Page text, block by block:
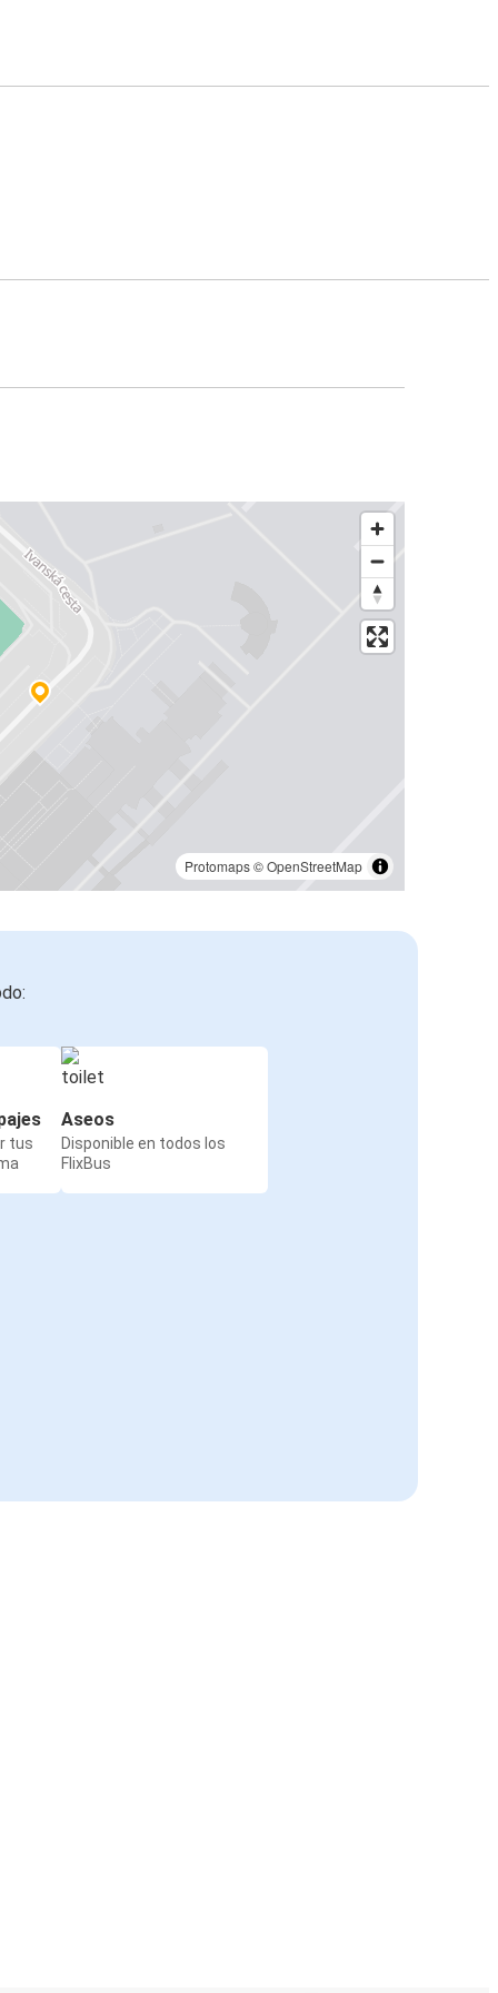
Protomaps©OpenStreetMap
tus
Aseos
Disponible en todos los
FlixBus